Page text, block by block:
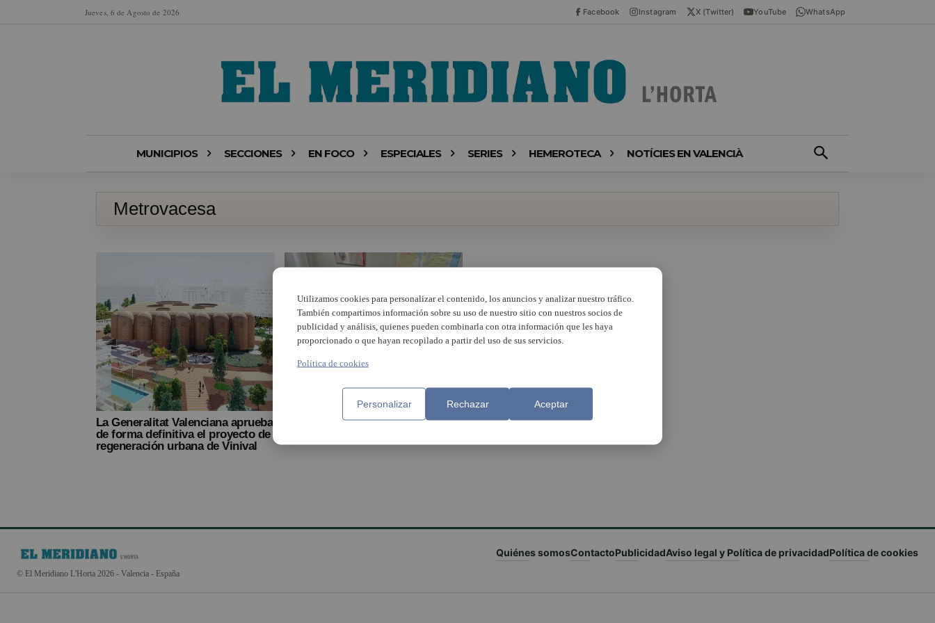
Jueves, 6 de Agosto de 2026 Facebook Instagram X (Twitter) YouTube WhatsApp
MUNICIPIOS SECCIONES EN FOCO ESPECIALES SERIES HEMEROTECA NOTÍCIES EN VALENCIÀ
Metrovacesa
La Generalitat Valenciana aprueba
de forma definitiva el proyecto de
regeneración urbana de Vinival
Alboraia intensifica la vigilància i
mesures de seguretat i
manteniment de Vinival
© El Meridiano L'Horta 2026 - Valencia - España
Quiénes somosContactoPublicidadAviso legal y Política de privacidadPolítica de cookies
Utilizamos cookies para personalizar el contenido, los anuncios y analizar nuestro tráfico.
También compartimos información sobre su uso de nuestro sitio con nuestros socios de
publicidad y análisis, quienes pueden combinarla con otra información que les haya
proporcionado o que hayan recopilado a partir del uso de sus servicios.
Política de cookies
Personalizar Rechazar Aceptar